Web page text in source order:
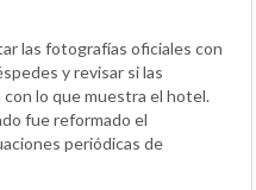
las fotografías oficiales con
y revisar si las
lo que muestra el hotel.
fue reformado el
periódicas de